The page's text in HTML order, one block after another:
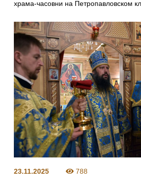
храма-часовни на Петропавловском
23.11.2025 788